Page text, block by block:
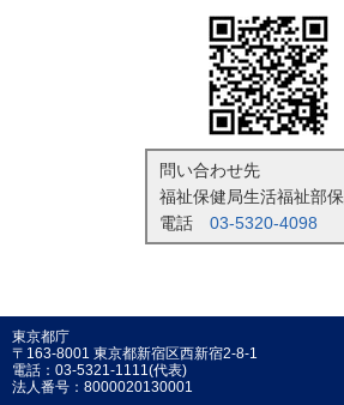
問い合わせ先
福祉保健局生活福祉部
電話 03-5320-4098
東京都庁
〒163-8001 東京都新宿区西新宿2-8-1
電話：03-5321-1111(代表)
法人番号：8000020130001